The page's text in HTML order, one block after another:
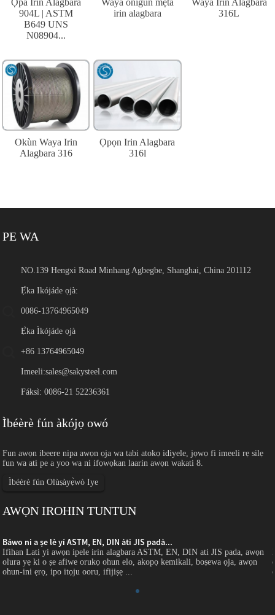
Ọpá Irin Alagbara
904L | ASTM
B649 UNS
N08904...
Waya onigun mẹta
irin alagbara
Waya Irin Alagbara
316L
Okùn Waya Irin
Alagbara 316
Ọpọn Irin Alagbara
316l
PE WA
NO.139 Hengxi Road Minhang Agbegbe, Shanghai, China 201112
Ẹ̀ka Ikójáde ọjà:
0086-13764965049
Ẹ̀ka Ìkójáde ọjà
+86 13764965049
Imeeli:sales@sakysteel.com
Fáksì: 0086-21 52236361
Ìbéèrè fún àkójọ owó
Fun awọn ibeere nipa awọn ọja wa tabi atokọ idiyele, jọwọ fi imeeli rẹ silẹ
fun wa ati pe a yoo wa ni ifọwọkan laarin awọn wakati 8.
Ìbéèrè fún Olùṣàyẹ̀wò Iye
AWỌN IROHIN TUNTUN
Báwo ni a ṣe lè yí ASTM, EN, DIN àti JIS padà...
Ifihan Lati yi awọn ipele irin alagbara ASTM, EN, DIN ati JIS pada, awọn
olura yẹ ki o ṣe afiwe orukọ ohun elo, akopọ kemikali, boṣewa ọja, awọn
ohun-ini ẹrọ, ipo itọju ooru, ifijiṣẹ ...